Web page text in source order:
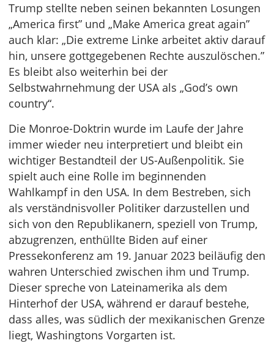
Trump stellte neben seinen bekannten Losungen
„America first” und „Make America great again”
auch klar: „Die extreme Linke arbeitet aktiv darauf
hin, unsere gottgegebenen Rechte auszulöschen.”
Es bleibt also weiterhin bei der
Selbstwahrnehmung der USA als „God’s own
country“.
Die Monroe-Doktrin wurde im Laufe der Jahre
immer wieder neu interpretiert und bleibt ein
wichtiger Bestandteil der US-Außenpolitik. Sie
spielt auch eine Rolle im beginnenden
Wahlkampf in den USA. In dem Bestreben, sich
als verständnisvoller Politiker darzustellen und
sich von den Republikanern, speziell von Trump,
abzugrenzen, enthüllte Biden auf einer
Pressekonferenz am 19. Januar 2023 beiläufig den
wahren Unterschied zwischen ihm und Trump.
Dieser spreche von Lateinamerika als dem
Hinterhof der USA, während er darauf bestehe,
dass alles, was südlich der mexikanischen Grenze
liegt, Washingtons Vorgarten ist.